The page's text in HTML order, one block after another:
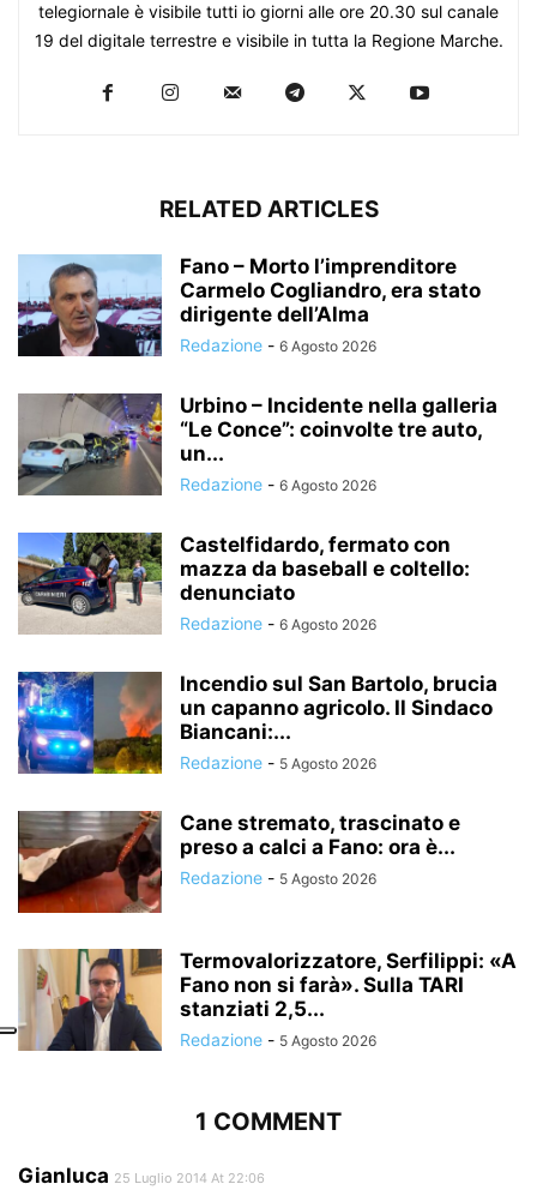
telegiornale è visibile tutti io giorni alle ore 20.30 sul canale
19 del digitale terrestre e visibile in tutta la Regione Marche.
RELATED ARTICLES
Fano – Morto l’imprenditore
Carmelo Cogliandro, era stato
dirigente dell’Alma
Redazione - 6 Agosto 2026
Urbino – Incidente nella galleria
“Le Conce”: coinvolte tre auto,
un...
Redazione - 6 Agosto 2026
Castelfidardo, fermato con
mazza da baseball e coltello:
denunciato
Redazione - 6 Agosto 2026
Incendio sul San Bartolo, brucia
un capanno agricolo. Il Sindaco
Biancani:...
Redazione - 5 Agosto 2026
Cane stremato, trascinato e
preso a calci a Fano: ora è...
Redazione - 5 Agosto 2026
Termovalorizzatore, Serfilippi: «A
Fano non si farà». Sulla TARI
stanziati 2,5...
Redazione - 5 Agosto 2026
1 COMMENT
Gianluca 25 Luglio 2014 At 22:06